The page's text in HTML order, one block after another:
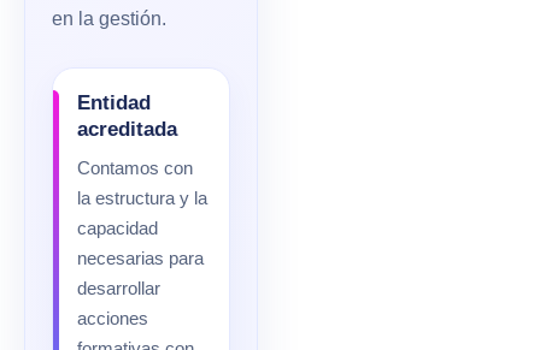
en la gestión.
Entidad
acreditada
Contamos con
la estructura y la
capacidad
necesarias para
desarrollar
acciones